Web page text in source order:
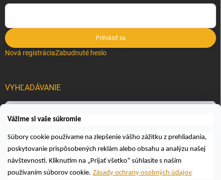
Vážime si vaše súkromie
Súbory cookie používame na zlepšenie vášho zážitku z prehliadania,
poskytovanie prispôsobených reklám alebo obsahu a analýzu našej
návštevnosti. Kliknutím na „Prijať všetko“ súhlasíte s naším
používaním súborov cookie. Zásady ochrany osobných údajov
Prihlásiť sa
Nová registráciaZabudnuté heslo
VYHĽADÁVANIE